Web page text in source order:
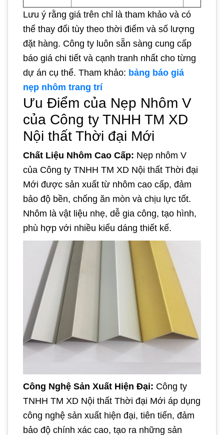
Lưu ý rằng giá trên chỉ là tham khảo và có
thể thay đổi tùy theo thời điểm và số lượng
đặt hàng. Công ty luôn sẵn sàng cung cấp
báo giá chi tiết và cạnh tranh nhất cho từng
dự án cụ thể. Tham khảo: bảng báo giá
nẹp nhôm trang trí
Ưu Điểm của Nẹp Nhôm V
của Công ty TNHH TM XD
Nội thất Thời đại Mới
Chất Liệu Nhôm Cao Cấp: Nẹp nhôm V
của Công ty TNHH TM XD Nội thất Thời đại
Mới được sản xuất từ nhôm cao cấp, đảm
bảo độ bền, chống ăn mòn và chịu lực tốt.
Nhôm là vật liệu nhẹ, dễ gia công, tạo hình,
phù hợp với nhiều kiểu dáng thiết kế.
Công Nghệ Sản Xuất Hiện Đại: Công ty
TNHH TM XD Nội thất Thời đại Mới áp dụng
công nghệ sản xuất hiện đại, tiên tiến, đảm
bảo độ chính xác cao, tạo ra những sản